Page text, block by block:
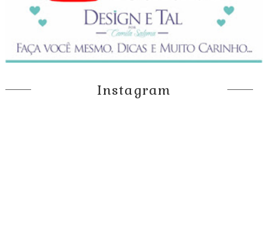
Instagram